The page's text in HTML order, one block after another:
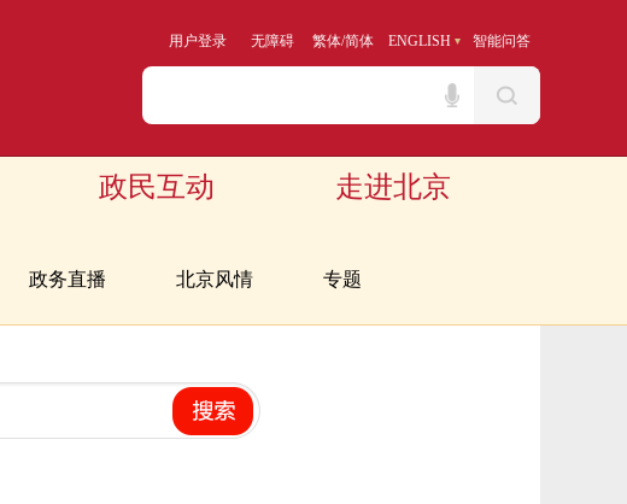
用户登录 无障碍 繁体/简体 ENGLISH 智能问答
政民互动 走进北京
政务直播 北京风情 专题